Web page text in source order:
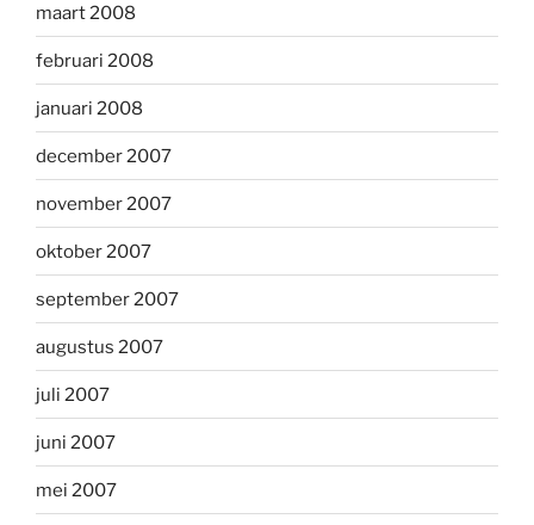
maart 2008
februari 2008
januari 2008
december 2007
november 2007
oktober 2007
september 2007
augustus 2007
juli 2007
juni 2007
mei 2007